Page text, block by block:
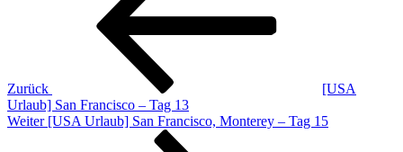
Zurück
[USA
Urlaub] San Francisco – Tag 13
Nächster
Weiter [USA Urlaub] San Francisco, Monterey – Tag 15